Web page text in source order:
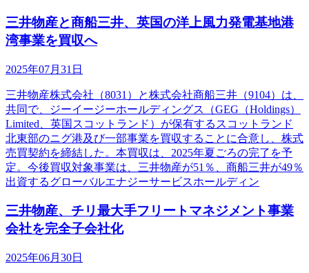
三井物産と商船三井、英国の洋上風力発電基地港
湾事業を買収へ
2025年07月31日
三井物産株式会社（8031）と株式会社商船三井（9104）は、
共同で、ジーイージーホールディングス（GEG（Holdings）
Limited、英国スコットランド）が保有するスコットランド
北東部のニグ港及び一部事業を買収することに合意し、株式
売買契約を締結した。本買収は、2025年夏ごろの完了を予
定。今後買収対象事業は、三井物産が51％、商船三井が49％
出資するグローバルエナジーサービスホールディン
三井物産、チリ最大手フリートマネジメント事業
会社を完全子会社化
2025年06月30日